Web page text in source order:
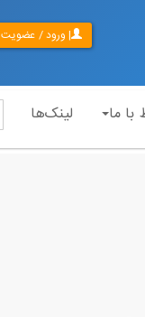
| ورود / عضویت
با ما لینک‌ها